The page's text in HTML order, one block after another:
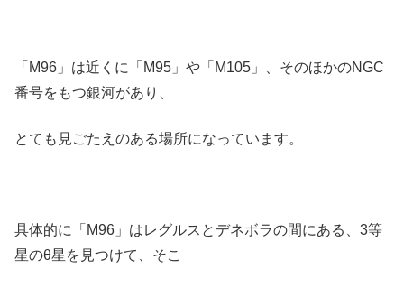
「M96」は近くに「M95」や「M105」、そのほかのNGC
番号をもつ銀河があり、
とても見ごたえのある場所になっています。
具体的に「M96」はレグルスとデネボラの間にある、3等
星のθ星を見つけて、そこ